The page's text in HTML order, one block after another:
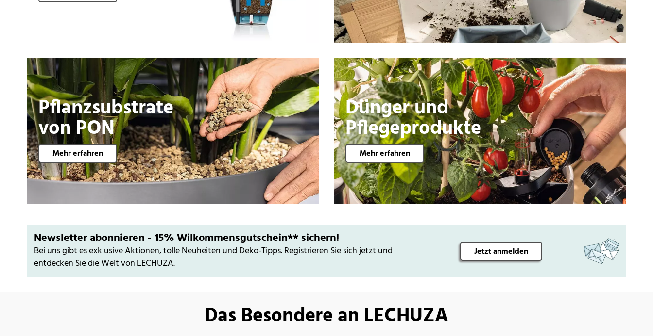
Pflanzsubstrate
von PON
Mehr erfahren
Dünger und
Pflegeprodukte
Mehr erfahren
Newsletter abonnieren - 15% Wilkommensgutschein** sichern!
Bei uns gibt es exklusive Aktionen, tolle Neuheiten und Deko-Tipps. Registrieren Sie sich jetzt und
entdecken Sie die Welt von LECHUZA.
Jetzt anmelden
Das Besondere an LECHUZA